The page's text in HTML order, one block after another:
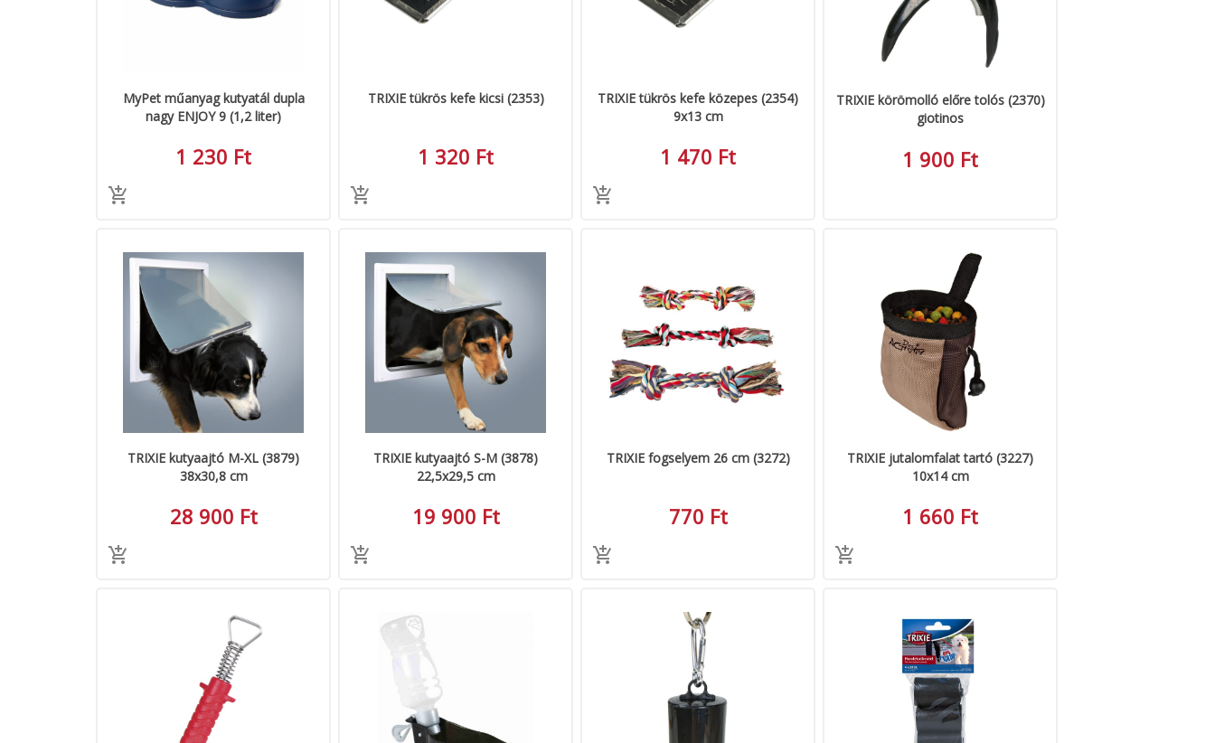
MyPet műanyag kutyatál dupla
nagy ENJOY 9 (1,2 liter)
1 230 Ft
TRIXIE tükrös kefe kicsi (2353)
1 320 Ft
TRIXIE tükrös kefe közepes (2354)
9x13 cm
1 470 Ft
TRIXIE körömolló előre tolós (2370)
giotinos
1 900 Ft
TRIXIE kutyaajtó M-XL (3879)
38x30,8 cm
28 900 Ft
TRIXIE kutyaajtó S-M (3878)
22,5x29,5 cm
19 900 Ft
TRIXIE fogselyem 26 cm (3272)
770 Ft
TRIXIE jutalomfalat tartó (3227)
10x14 cm
1 660 Ft